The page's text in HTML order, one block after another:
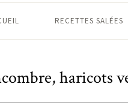
RECETTES SALÉES
haricots